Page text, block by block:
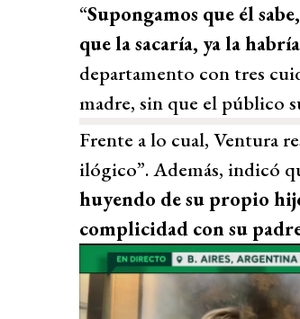
“Supongamos que él
que la sacaría, ya la
departamento con tres
madre, sin que el público
Frente a lo cual, Ventura
ilógico”. Además, indicó
huyendo de su propio
complicidad con su